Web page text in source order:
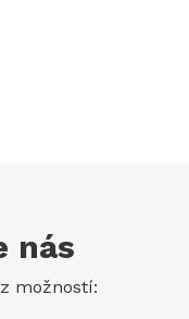
nás
možností: